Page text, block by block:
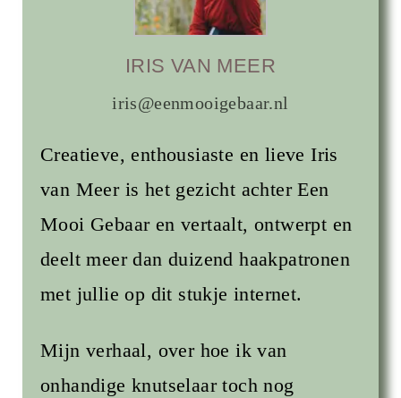
IRIS VAN MEER
iris@eenmooigebaar.nl
Creatieve, enthousiaste en lieve Iris
van Meer is het gezicht achter Een
Mooi Gebaar en vertaalt, ontwerpt en
deelt meer dan duizend haakpatronen
met jullie op dit stukje internet.
Mijn verhaal, over hoe ik van
onhandige knutselaar toch nog